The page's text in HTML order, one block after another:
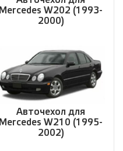
Mercedes W202 (1993-
2000)
Авточехол для
Mercedes W210 (1995-
2002)